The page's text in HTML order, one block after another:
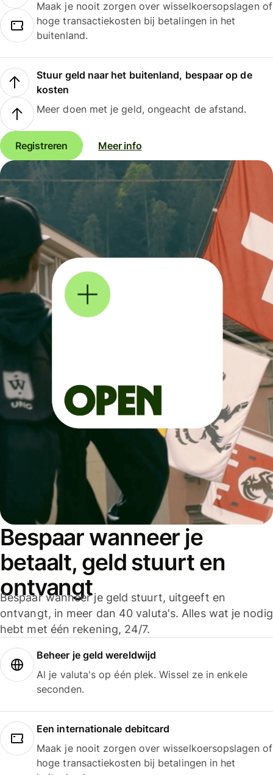
Maak je nooit zorgen over wisselkoersopslagen of
hoge transactiekosten bij betalingen in het
buitenland.
Stuur geld naar het buitenland, bespaar op de
kosten
Meer doen met je geld, ongeacht de afstand.
Registreren Meer info
Bespaar wanneer je
betaalt, geld stuurt en
ontvangt
Bespaar wanneer je geld stuurt, uitgeeft en
ontvangt, in meer dan 40 valuta's. Alles wat je nodig
hebt met één rekening, 24/7.
Beheer je geld wereldwijd
Al je valuta's op één plek. Wissel ze in enkele
seconden.
Een internationale debitcard
Maak je nooit zorgen over wisselkoersopslagen of
hoge transactiekosten bij betalingen in het